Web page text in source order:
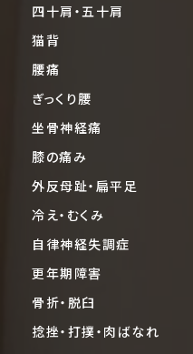
四十肩・五十肩
猫背
腰痛
ぎっくり腰
坐骨神経痛
膝の痛み
外反母趾・扁平足
冷え・むくみ
自律神経失調症
更年期障害
骨折・脱臼
捻挫・打撲・肉ばなれ